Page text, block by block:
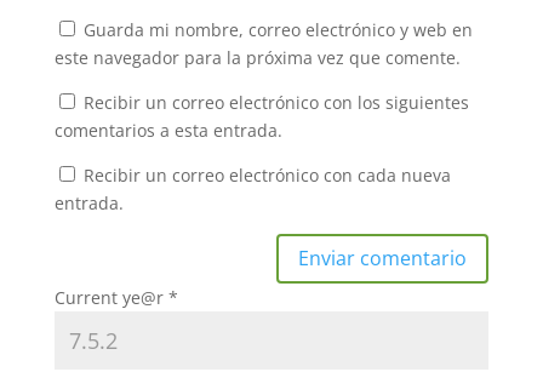
Guarda mi nombre, correo electrónico y web en
este navegador para la próxima vez que comente.
Recibir un correo electrónico con los siguientes
comentarios a esta entrada.
Recibir un correo electrónico con cada nueva
entrada.
Current ye@r *